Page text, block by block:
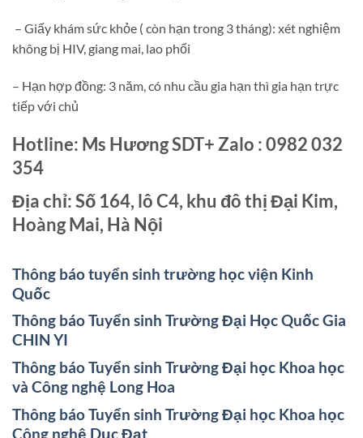
– Giấy khám sức khỏe ( còn hạn trong 3 tháng): xét nghiệm
không bị HIV, giang mai, lao phổi
– Hạn hợp đồng: 3 năm, có nhu cầu gia hạn thì gia hạn trực
tiếp với chủ
Hotline: Ms Hương SDT+ Zalo : 0982 032
354
Địa chỉ: Số 164, lô C4, khu đô thị Đại Kim,
Hoàng Mai, Hà Nội
Thông báo tuyển sinh trường học viện Kinh
Quốc
Thông báo Tuyển sinh Trường Đại Học Quốc Gia
CHIN YI
Thông báo Tuyển sinh Trường Đại học Khoa học
và Công nghệ Long Hoa
Thông báo Tuyển sinh Trường Đại học Khoa học
Công nghệ Dục Đạt